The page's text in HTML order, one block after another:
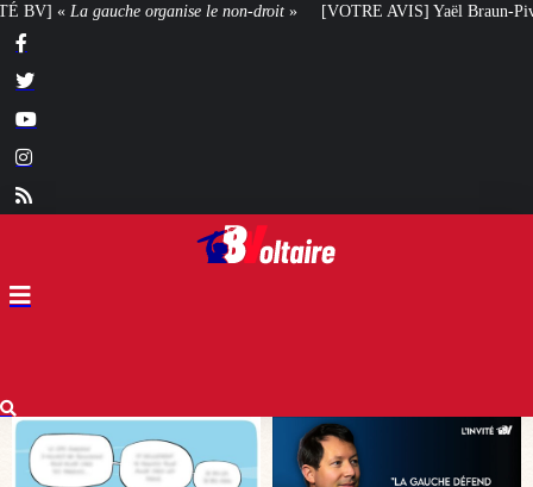
droit» [VOTRE AVIS] Yaël Braun-Pivet doit-elle renoncer à son projet